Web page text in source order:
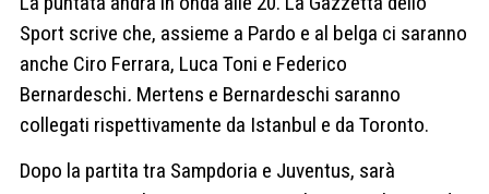
Sport scrive che, assieme a Pardo e al belga ci saranno
anche Ciro Ferrara, Luca Toni e Federico
Bernardeschi. Mertens e Bernardeschi saranno
collegati rispettivamente da Istanbul e da Toronto.
Dopo la partita tra Sampdoria e Juventus, sarà